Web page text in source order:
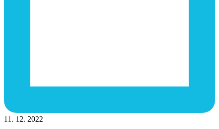
11. 12. 2022